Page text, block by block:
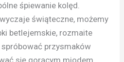
śpiewanie kolęd.
świąteczne, możemy
betlejemskie, rozmaite
przysmaków